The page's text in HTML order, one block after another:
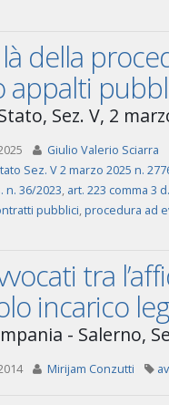
della
appalti
Sez. V, 2
Giulio Valerio Sciarra
Sez. V 2 marzo 2025 n.
n. 36/2023, art. 223 comma 3
pubblici,procedura ad
tra
incarico
- Salerno,
Mirijam Conzutti